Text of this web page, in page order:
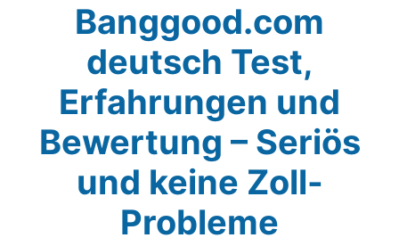
Banggood.com
deutsch Test,
Erfahrungen und
Bewertung – Seriös
und keine Zoll-
Probleme